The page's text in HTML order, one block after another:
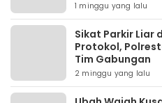
1 minggu yang lalu
Sikat Parkir Liar
Protokol,
Tim Gabungan
2 minggu yang lalu